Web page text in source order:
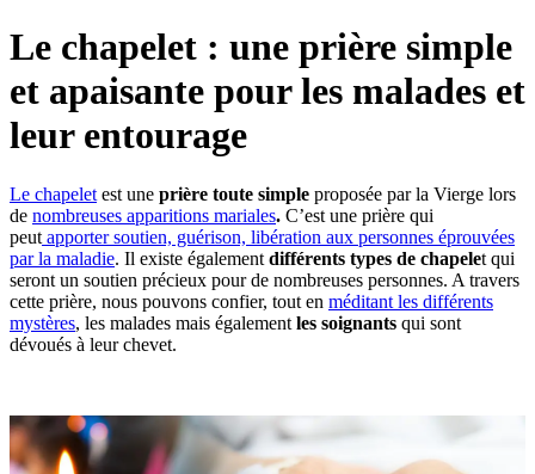
Le chapelet : une prière simple
et apaisante pour les malades et
leur entourage
Le chapelet est une prière toute simple proposée par la Vierge lors
de nombreuses apparitions mariales. C’est une prière qui
peut apporter soutien, guérison, libération aux personnes éprouvées
par la maladie. Il existe également différents types de chapelet qui
seront un soutien précieux pour de nombreuses personnes. A travers
cette prière, nous pouvons confier, tout en méditant les différents
mystères, les malades mais également les soignants qui sont
dévoués à leur chevet.